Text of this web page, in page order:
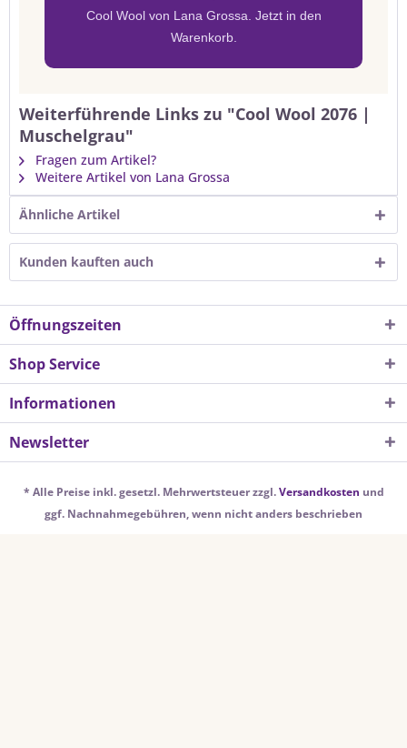
Cool Wool von Lana Grossa. Jetzt in den
Warenkorb.
Weiterführende Links zu "Cool Wool 2076 |
Muschelgrau"
Fragen zum Artikel?
Weitere Artikel von Lana Grossa
Ähnliche Artikel
Kunden kauften auch
Öffnungszeiten
Shop Service
Informationen
Newsletter
* Alle Preise inkl. gesetzl. Mehrwertsteuer zzgl.Versandkosten und
ggf. Nachnahmegebühren, wenn nicht anders beschrieben